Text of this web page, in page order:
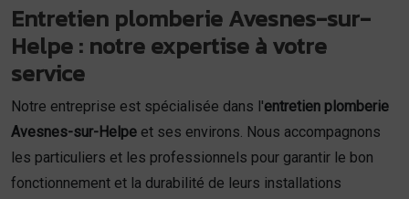
Entretien plomberie Avesnes-sur-
Helpe : notre expertise à votre
service
Notre entreprise est spécialisée dans l'entretien plomberie
Avesnes-sur-Helpe et ses environs. Nous accompagnons
les particuliers et les professionnels pour garantir le bon
fonctionnement et la durabilité de leurs installations